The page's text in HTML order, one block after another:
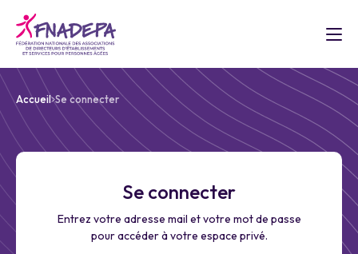
Accueil Se connecter
Se connecter
Entrez votre adresse mail et votre mot de passe
pour accéder à votre espace privé.